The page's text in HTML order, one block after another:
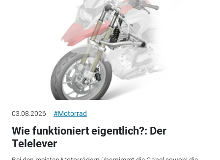
03.08.2026 #Motorrad
Wie funktioniert eigentlich?: Der
Telelever